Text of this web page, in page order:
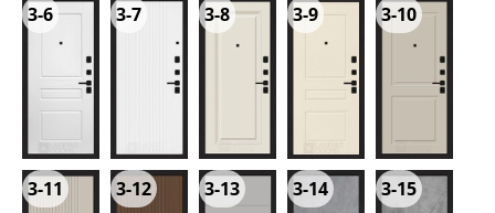
3-6 3-7 3-8 3-9 3-10
3-11 3-12 3-13 3-14 3-15